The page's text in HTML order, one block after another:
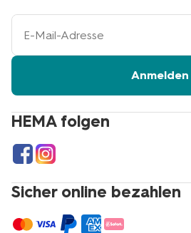
HEMA folgen
Sicher online bezahlen
Ihre
Adresse
Anmelden